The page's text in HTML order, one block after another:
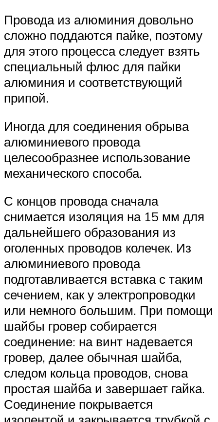
Провода из алюминия довольно
сложно поддаются пайке, поэтому
для этого процесса следует взять
специальный флюс для пайки
алюминия и соответствующий
припой.
Иногда для соединения обрыва
алюминиевого провода
целесообразнее использование
механического способа.
С концов провода сначала
снимается изоляция на 15 мм для
дальнейшего образования из
оголенных проводов колечек. Из
алюминиевого провода
подготавливается вставка с таким
сечением, как у электропроводки
или немного большим. При помощи
шайбы гровер собирается
соединение: на винт надевается
гровер, далее обычная шайба,
следом кольца проводов, снова
простая шайба и завершает гайка.
Соединение покрывается